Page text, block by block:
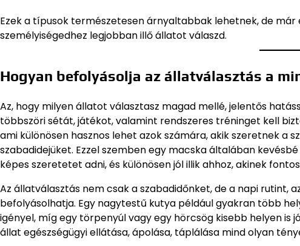
Ezek a típusok természetesen árnyaltabbak lehetnek, de
személyiségedhez legjobban illő állatot válaszd.
Hogyan befolyásolja az állatválasztás a
Az, hogy milyen állatot választasz magad mellé, jelentős
többszöri sétát, játékot, valamint rendszeres tréninget kell
ami különösen hasznos lehet azok számára, akik szeretnek a
szabadidejüket. Ezzel szemben egy macska általában
képes szeretetet adni, és különösen jól illik ahhoz, akinek
Az állatválasztás nem csak a szabadidőnket, de a napi rutint,
befolyásolhatja. Egy nagytestű kutya például gyakran több
igényel, míg egy törpenyúl vagy egy hörcsög kisebb helyen is
állat egészségügyi ellátása, ápolása, táplálása mind olyan